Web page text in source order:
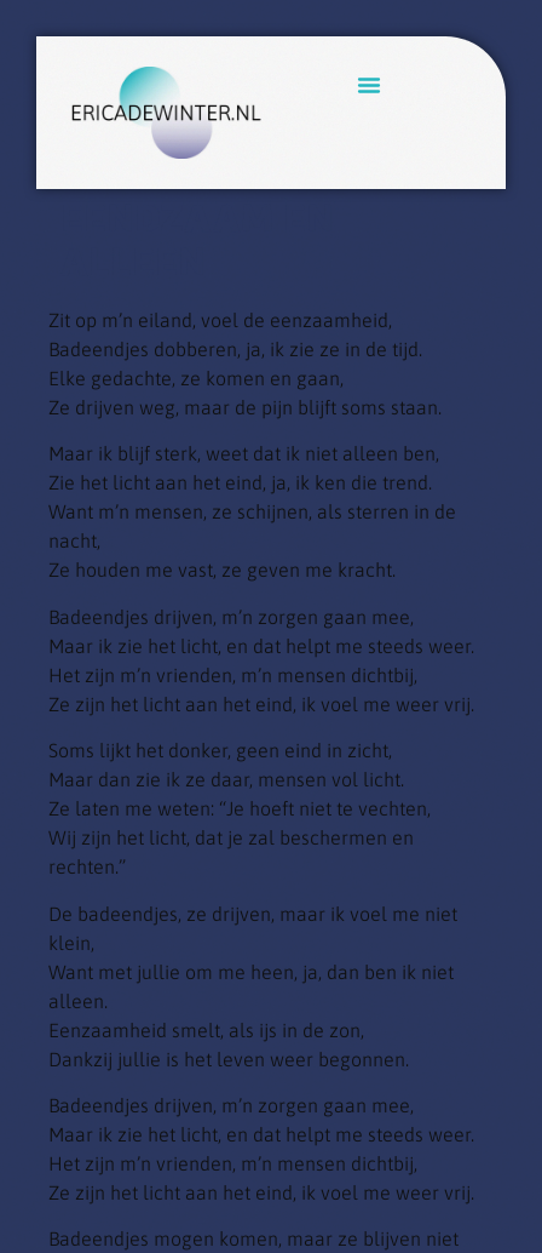
Zit op m’n eiland, voel de eenzaamheid,
Badeendjes dobberen, ja, ik zie ze in de tijd.
Elke gedachte, ze komen en gaan,
Ze drijven weg, maar de pijn blijft soms staan.
Maar ik blijf sterk, weet dat ik niet alleen ben,
Zie het licht aan het eind, ja, ik ken die trend.
Want m’n mensen, ze schijnen, als sterren in de
nacht,
Ze houden me vast, ze geven me kracht.
Badeendjes drijven, m’n zorgen gaan mee,
Maar ik zie het licht, en dat helpt me steeds weer.
Het zijn m’n vrienden, m’n mensen dichtbij,
Ze zijn het licht aan het eind, ik voel me weer vrij.
Soms lijkt het donker, geen eind in zicht,
Maar dan zie ik ze daar, mensen vol licht.
Ze laten me weten: “Je hoeft niet te vechten,
Wij zijn het licht, dat je zal beschermen en
rechten.”
De badeendjes, ze drijven, maar ik voel me niet
klein,
Want met jullie om me heen, ja, dan ben ik niet
alleen.
Eenzaamheid smelt, als ijs in de zon,
Dankzij jullie is het leven weer begonnen.
Badeendjes drijven, m’n zorgen gaan mee,
Maar ik zie het licht, en dat helpt me steeds weer.
Het zijn m’n vrienden, m’n mensen dichtbij,
Ze zijn het licht aan het eind, ik voel me weer vrij.
Badeendjes mogen komen, maar ze blijven niet